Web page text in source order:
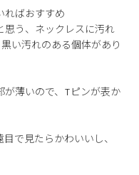
ればおすすめ
思う、ネックレスに汚れ
い汚れのある個体があり
が薄いので、Tピンが表か
で見たらかわいいし、